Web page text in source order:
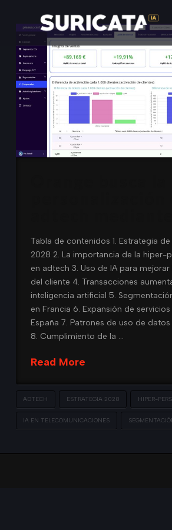
Tabla de contenidos 1. Estrategia
2028 2. La importancia de la hiper-
en adtech 3. Uso de IA para
del cliente 4. Transacciones
inteligencia artificial 5.
en Francia 6. Expansión de
España 7. Patrones de uso de
8. Cumplimiento de la …
Read More
ADTECH ESTRATEGIA 2028 HIPER-
IA EN TELECOMUNICACIONES